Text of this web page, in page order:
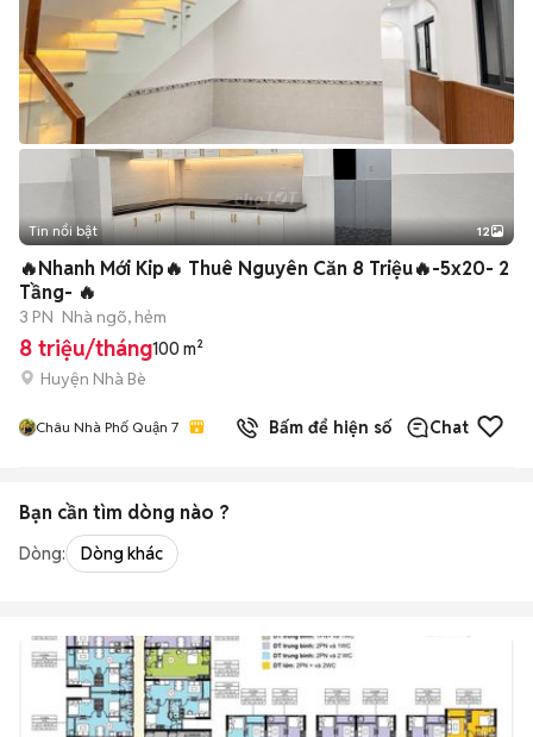
+2
Tin nổi bật 12
🔥Nhanh Mới Kip🔥 Thuê Nguyên Căn 8 Triệu🔥-5x20- 2
Tầng- 🔥
3 PN Nhà ngõ, hẻm
8 triệu/tháng100 m²
Huyện Nhà Bè
Châu Nhà Phố Quận 7 Bấm để hiện số Chat
Bạn cần tìm dòng nào ?
Dòng: Dòng khác